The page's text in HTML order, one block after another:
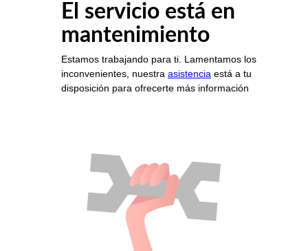
El servicio está en
mantenimiento
Estamos trabajando para ti. Lamentamos los
inconvenientes, nuestra asistencia está a tu
disposición para ofrecerte más información